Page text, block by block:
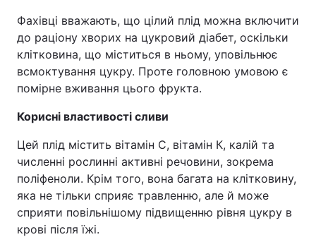
Фахівці вважають, що цілий плід можна включити
до раціону хворих на цукровий діабет, оскільки
клітковина, що міститься в ньому, уповільнює
всмоктування цукру. Проте головною умовою є
помірне вживання цього фрукта.
Корисні властивості сливи
Цей плід містить вітамін С, вітамін К, калій та
численні рослинні активні речовини, зокрема
поліфеноли. Крім того, вона багата на клітковину,
яка не тільки сприяє травленню, але й може
сприяти повільнішому підвищенню рівня цукру в
крові після їжі.